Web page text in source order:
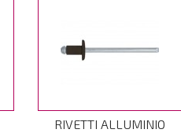
RIVETTI ALLUMINIO